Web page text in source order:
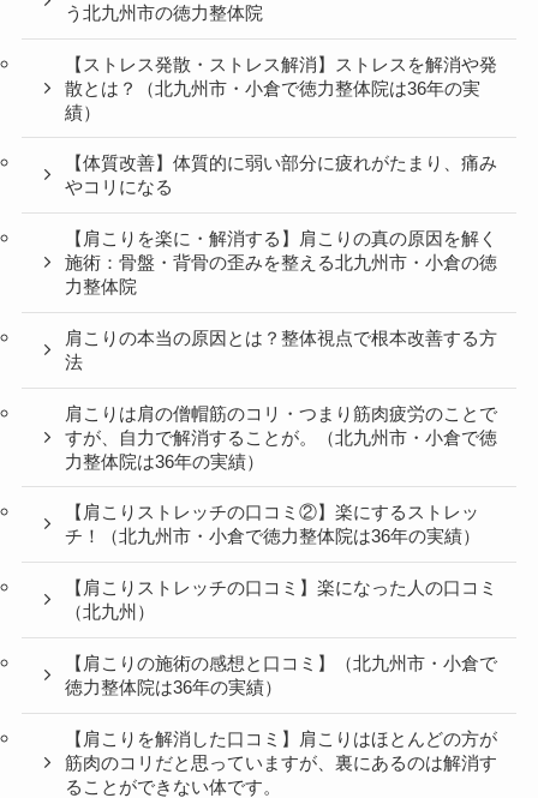
う北九州市の徳力整体院
【ストレス発散・ストレス解消】ストレスを解消や発
散とは？（北九州市・小倉で徳力整体院は36年の実
績）
【体質改善】体質的に弱い部分に疲れがたまり、痛み
やコリになる
【肩こりを楽に・解消する】肩こりの真の原因を解く
施術：骨盤・背骨の歪みを整える北九州市・小倉の徳
力整体院
肩こりの本当の原因とは？整体視点で根本改善する方
法
肩こりは肩の僧帽筋のコリ・つまり筋肉疲労のことで
すが、自力で解消することが。（北九州市・小倉で徳
力整体院は36年の実績）
【肩こりストレッチの口コミ②】楽にするストレッ
チ！（北九州市・小倉で徳力整体院は36年の実績）
【肩こりストレッチの口コミ】楽になった人の口コミ
（北九州）
【肩こりの施術の感想と口コミ】（北九州市・小倉で
徳力整体院は36年の実績）
【肩こりを解消した口コミ】肩こりはほとんどの方が
筋肉のコリだと思っていますが、裏にあるのは解消す
ることができない体です。